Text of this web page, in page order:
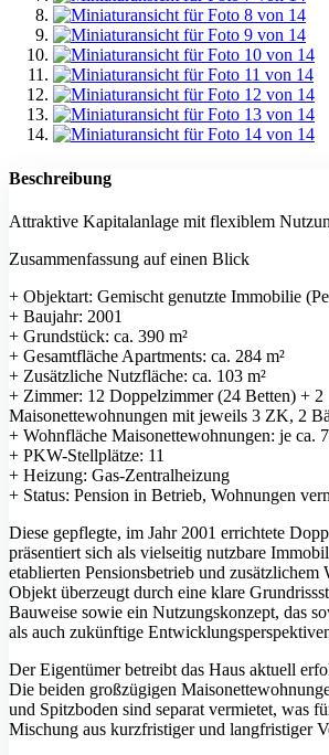
Beschreibung
Attraktive Kapitalanlage mit flexiblem
Zusammenfassung auf einen Blick
+ Objektart: Gemischt genutzte Immobilie
+ Baujahr: 2001
+ Grundstück: ca. 390 m²
+ Gesamtfläche Apartments: ca. 284 m²
+ Zusätzliche Nutzfläche: ca. 103 m²
+ Zimmer: 12 Doppelzimmer (24 Betten) + 2
Maisonettewohnungen mit jeweils 3 ZK, 2
+ Wohnfläche Maisonettewohnungen: je ca.
+ PKW-Stellplätze: 11
+ Heizung: Gas-Zentralheizung
+ Status: Pension in Betrieb, Wohnungen
Diese gepflegte, im Jahr 2001 errichtete
präsentiert sich als vielseitig nutzbare
etablierten Pensionsbetrieb und zusätzlichem
Objekt überzeugt durch eine klare
Bauweise sowie ein Nutzungskonzept, das
als auch zukünftige
Der Eigentümer betreibt das Haus aktuell
Die beiden großzügigen
und Spitzboden sind separat vermietet, was
Mischung aus kurzfristiger und langfristiger